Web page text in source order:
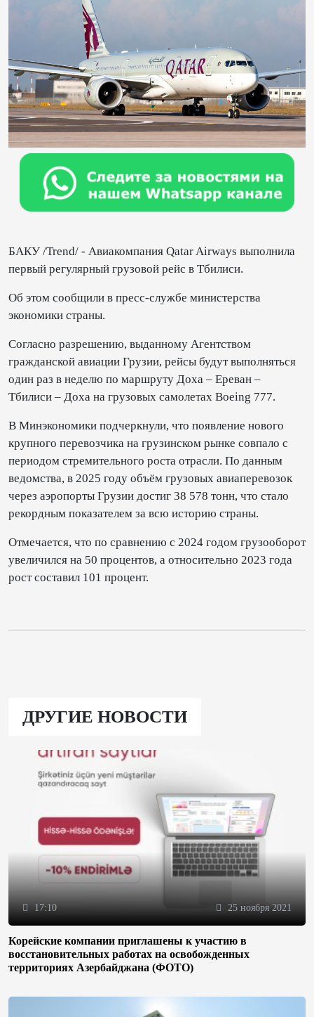
БАКУ /Trend/ - Авиакомпания Qatar Airways выполнила
первый регулярный грузовой рейс в Тбилиси.
Об этом сообщили в пресс-службе министерства
экономики страны.
Согласно разрешению, выданному Агентством
гражданской авиации Грузии, рейсы будут выполняться
один раз в неделю по маршруту Доха – Ереван –
Тбилиси – Доха на грузовых самолетах Boeing 777.
В Минэкономики подчеркнули, что появление нового
крупного перевозчика на грузинском рынке совпало с
периодом стремительного роста отрасли. По данным
ведомства, в 2025 году объём грузовых авиаперевозок
через аэропорты Грузии достиг 38 578 тонн, что стало
рекордным показателем за всю историю страны.
Отмечается, что по сравнению с 2024 годом грузооборот
увеличился на 50 процентов, а относительно 2023 года
рост составил 101 процент.
ДРУГИЕ НОВОСТИ
17:10 25 ноября 2021
Корейские компании приглашены к участию в
восстановительных работах на освобожденных
территориях Азербайджана (ФОТО)